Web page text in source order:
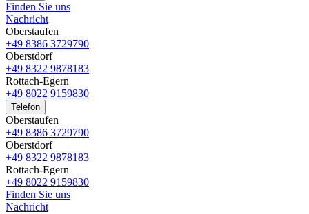
Finden Sie uns
Nachricht
Oberstaufen
+49 8386 3729790
Oberstdorf
+49 8322 9878183
Rottach-Egern
+49 8022 9159830
Telefon
Oberstaufen
+49 8386 3729790
Oberstdorf
+49 8322 9878183
Rottach-Egern
+49 8022 9159830
Finden Sie uns
Nachricht